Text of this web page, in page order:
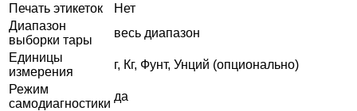
Печать этикеток
Нет
Диапазон
выборки тары
весь диапазон
Единицы
измерения
г, Кг, Фунт, Унций (опционально)
Режим
самодиагностики
да